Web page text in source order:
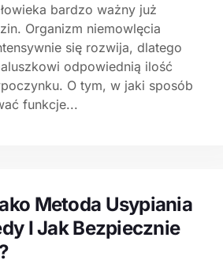
bardzo ważny już
Organizm niemowlęcia
się rozwija, dlatego
odpowiednią ilość
O tym, w jaki sposób
funkcje...
Metoda Usypiania
I Jak Bezpiecznie